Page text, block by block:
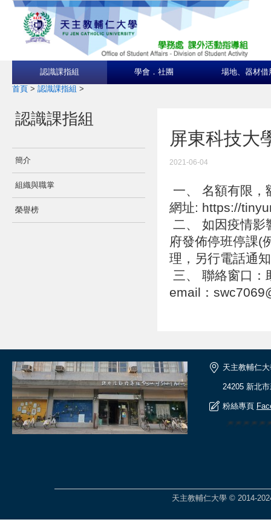
認識課指組 學會．社團 場地、器材借
首頁 > 認識課指組 >
認識課指組
簡介
組織與職掌
榮譽榜
屏東科技大
2021-06-04
一、 名額有限，
網址: https://
二、 如因疫情影
府發佈停班停課(
理，另行電話通
三、 聯絡窗口
email：
天主教輔仁
24205 新北
粉絲專頁
天主教輔仁大學 © 2014-